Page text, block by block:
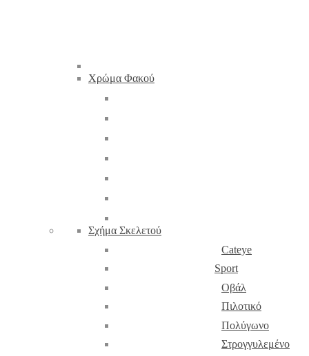
Χρώμα Φακού
Σχήμα Σκελετού
Cateye
Sport
Οβάλ
Πιλοτικό
Πολύγωνο
Στρογγυλεμένο